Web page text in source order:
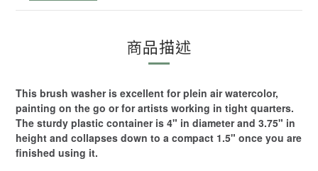
商品描述
This brush washer is excellent for plein air watercolor,
painting on the go or for artists working in tight quarters.
The sturdy plastic container is 4" in diameter and 3.75" in
height and collapses down to a compact 1.5" once you are
finished using it.